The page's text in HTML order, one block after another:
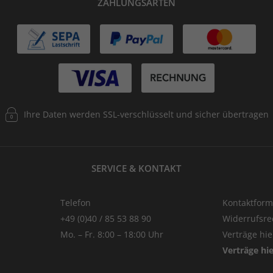
Ihre Daten werden SSL-verschlüsselt und sicher übertragen
SERVICE & KONTAKT
Telefon
+49 (0)40 / 85 53 88 90
Mo. – Fr. 8:00 – 18:00 Uhr
Verträge
Verträge